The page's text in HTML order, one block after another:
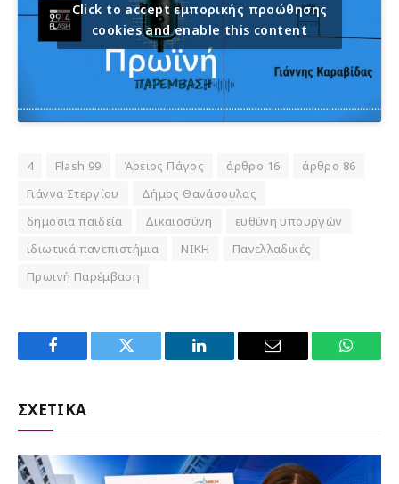
Click to accept εμπορικής προώθησης
cookies and enable this content
4 Flash 99 Άρειος Πάγος άρθρο 16
άρθρο 86
Γιάννα Στεργίου
Δήμος Θανάσουλας
δημόσια παιδεία
Δικαιοσύνη
ευθύνη υπουργών
ιδιωτικά πανεπιστήμια
ΝΙΚΗ
Πανελλαδικές
Πρωινή Παρέμβαση
Facebook Twitter LinkedIn Email
ΣΧΕΤΙΚΑ